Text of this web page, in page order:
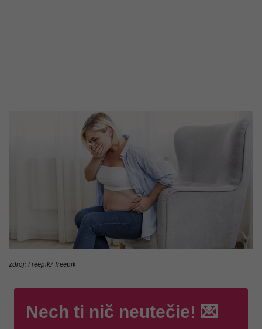
zdroj: Freepik/ freepik
Nech ti nič neutečie! 💌